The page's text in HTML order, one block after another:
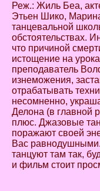
Реж.: Жиль Беа,
Этьен Шико,
танцевальной
обстоятельствах.
что причиной
истощение на
преподаватель
изнеможения,
отрабатывать
несомненно,
Делона (в главной
плюс. Джазовые
поражают своей
Вас
танцуют там так,
и фильм стоит